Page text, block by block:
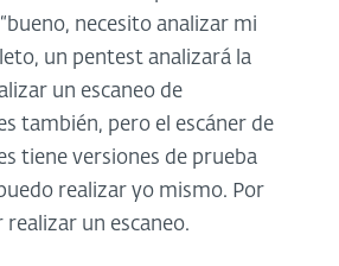
necesito analizar mi
un pentest analizará la
un escaneo de
también, pero el escáner de
tiene versiones de prueba
realizar yo mismo. Por
realizar un escaneo.